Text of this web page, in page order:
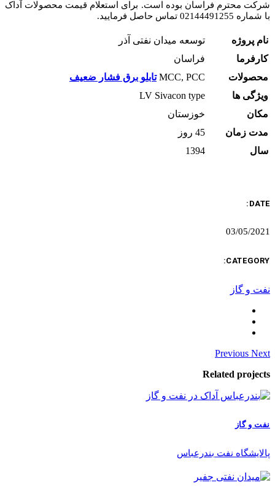
شرکت محترم فراسان بوده است. برای استعلام قیمت محصولات آداک
با شماره 02144491255 تماس حاصل فرمایید.
نام پروژه
توسعه میدان نفتی آذر
کارفرما
فراسان
محصولات
MCC, PCC تابلو برق فشار ضعیف
ویژگی ها
LV Sivacon type
مکان
خوزستان
مدت زمان
45 روز
سال
1394
DATE:
03/05/2021
CATEGORY:
نفت و گاز
Previous Next
Related projects
نفت و گاز
پالایشگاه نفت بندرعباس